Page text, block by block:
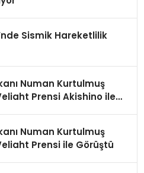
Sismik Hareketlilik
Numan Kurtulmuş
Prensi Akishino ile
Numan Kurtulmuş
Prensi ile Görüştü